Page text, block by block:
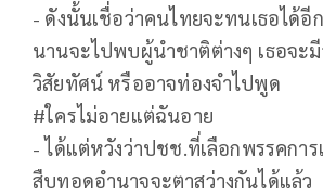
- ดังนั้นเชื่อว่าคนไทยจะทนเธอได้อี
นานจะไปพบผู้นำชาติต่างๆ เธอจะ
วิสัยทัศน์ หรืออาจท่องจำไปพูด
#ใครไม่อายแต่ฉันอาย
- ได้แต่หวังว่าปชช.ที่เลือกพรรคการ
สืบทอดอำนาจจะตาสว่างกันได้แล้ว